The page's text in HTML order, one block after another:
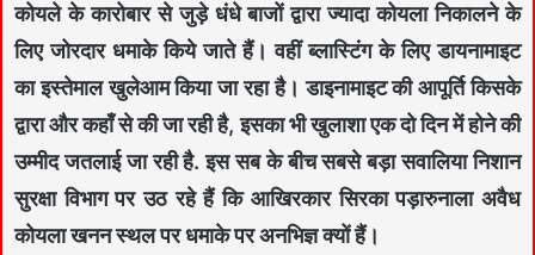
कोयले के कारोबार से जुड़े धंधे बाजों द्वारा ज्यादा कोयला निकालने के
लिए जोरदार धमाके किये जाते हैं। वहीं ब्लास्टिंग के लिए डायनामाइट
का इस्तेमाल खुलेआम किया जा रहा है। डाइनामाइट की आपूर्ति किसके
द्वारा और कहाँ से की जा रही है, इसका भी खुलाशा एक दो दिन में होने की
उम्मीद जतलाई जा रही है. इस सब के बीच सबसे बड़ा सवालिया निशान
सुरक्षा विभाग पर उठ रहे हैं कि आखिरकार सिरका पड़ारुनाला अवैध
कोयला खनन स्थल पर धमाके पर अनभिज्ञ क्यों हैं।